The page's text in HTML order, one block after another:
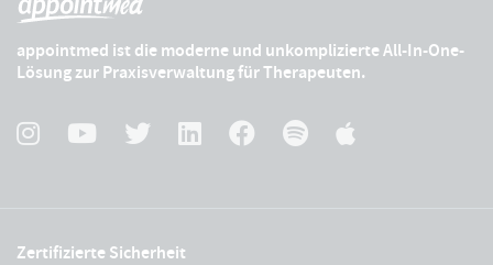
appointmed ist die moderne und unkomplizierte All-In-One-
Lösung zur Praxisverwaltung für Therapeuten.
Zertifizierte Sicherheit